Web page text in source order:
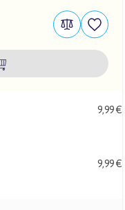
9,99 €
9,99 €